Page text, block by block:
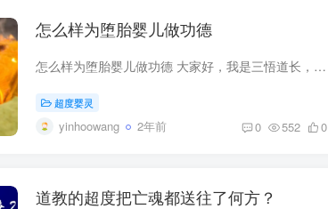
怎么样为堕胎婴儿做功德
怎么样为堕胎婴儿做功德 大家好，我是三悟道长，堕胎女性，绝大多数，都对自己的孩子感到愧疚，很多人想真正弥补自己这个未出世的孩子，那么怎么样去为这些可怜的堕胎婴儿做一些功德呢？1，为...
超度婴灵
yinhoowang 2年前 0 552 0
道教的超度把亡魂都送往了何方？